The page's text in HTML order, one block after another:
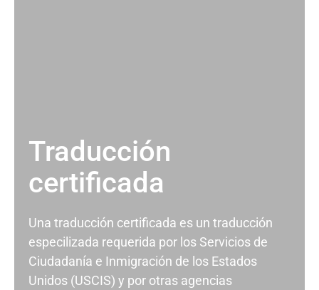
Traducción
certificada
Una traducción certificada es un traducción
especilizada requerida por los Servicios de
Ciudadanía e Inmigración de los Estados
Unidos (USCIS) y por otras agencias